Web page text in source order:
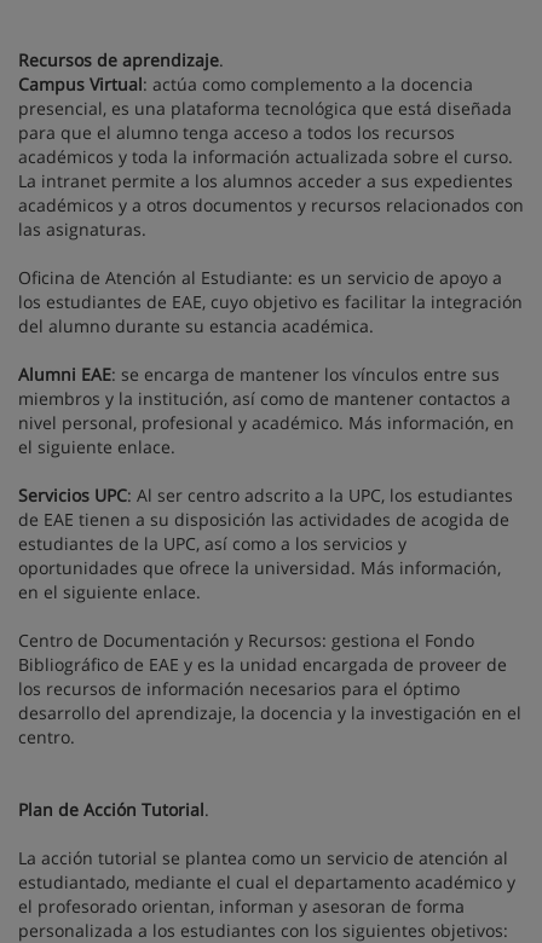
Recursos de aprendizaje.
Campus Virtual: actúa como complemento a la docencia
presencial, es una plataforma tecnológica que está diseñada
para que el alumno tenga acceso a todos los recursos
académicos y toda la información actualizada sobre el curso.
La intranet permite a los alumnos acceder a sus expedientes
académicos y a otros documentos y recursos relacionados con
las asignaturas.
Oficina de Atención al Estudiante: es un servicio de apoyo a
los estudiantes de EAE, cuyo objetivo es facilitar la integración
del alumno durante su estancia académica.
Alumni EAE: se encarga de mantener los vínculos entre sus
miembros y la institución, así como de mantener contactos a
nivel personal, profesional y académico. Más información, en
el siguiente enlace.
Servicios UPC: Al ser centro adscrito a la UPC, los estudiantes
de EAE tienen a su disposición las actividades de acogida de
estudiantes de la UPC, así como a los servicios y
oportunidades que ofrece la universidad. Más información,
en el siguiente enlace.
Centro de Documentación y Recursos: gestiona el Fondo
Bibliográfico de EAE y es la unidad encargada de proveer de
los recursos de información necesarios para el óptimo
desarrollo del aprendizaje, la docencia y la investigación en el
centro.
Plan de Acción Tutorial.
La acción tutorial se plantea como un servicio de atención al
estudiantado, mediante el cual el departamento académico y
el profesorado orientan, informan y asesoran de forma
personalizada a los estudiantes con los siguientes objetivos: